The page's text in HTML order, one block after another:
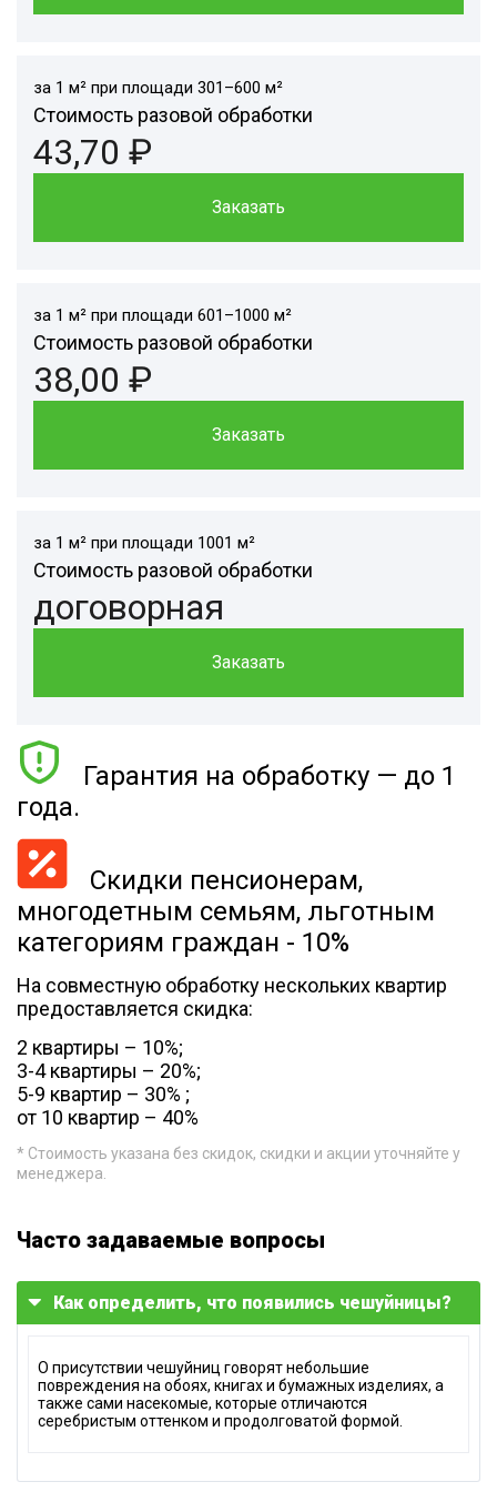
за 1 м² при площади 301–600 м²
Стоимость разовой обработки
43,70 ₽
Заказать
за 1 м² при площади 601–1000 м²
Стоимость разовой обработки
38,00 ₽
Заказать
за 1 м² при площади 1001 м²
Стоимость разовой обработки
договорная
Заказать
Гарантия на обработку — до 1
года.
Скидки пенсионерам,
многодетным семьям, льготным
категориям граждан - 10%
На совместную обработку нескольких квартир
предоставляется скидка:
2 квартиры – 10%;
3-4 квартиры – 20%;
5-9 квартир – 30% ;
от 10 квартир – 40%
* Стоимость указана без скидок, скидки и акции уточняйте у
менеджера.
Часто задаваемые вопросы
Как определить, что появились чешуйницы?
О присутствии чешуйниц говорят небольшие
повреждения на обоях, книгах и бумажных изделиях, а
также сами насекомые, которые отличаются
серебристым оттенком и продолговатой формой.